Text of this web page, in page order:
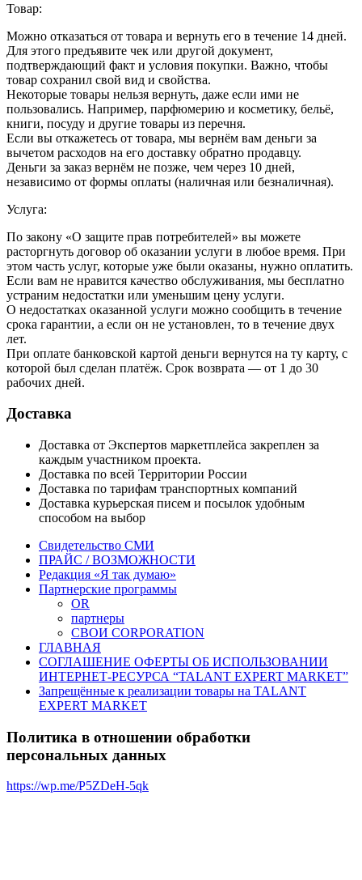
Товар:
Можно отказаться от товара и вернуть его в течение 14 дней.
Для этого предъявите чек или другой документ,
подтверждающий факт и условия покупки. Важно, чтобы
товар сохранил свой вид и свойства.
Некоторые товары нельзя вернуть, даже если ими не
пользовались. Например, парфюмерию и косметику, бельё,
книги, посуду и другие товары из перечня.
Если вы откажетесь от товара, мы вернём вам деньги за
вычетом расходов на его доставку обратно продавцу.
Деньги за заказ вернём не позже, чем через 10 дней,
независимо от формы оплаты (наличная или безналичная).
Услуга:
По закону «О защите прав потребителей» вы можете
расторгнуть договор об оказании услуги в любое время. При
этом часть услуг, которые уже были оказаны, нужно оплатить.
Если вам не нравится качество обслуживания, мы бесплатно
устраним недостатки или уменьшим цену услуги.
О недостатках оказанной услуги можно сообщить в течение
срока гарантии, а если он не установлен, то в течение двух
лет.
При оплате банковской картой деньги вернутся на ту карту, с
которой был сделан платёж. Срок возврата — от 1 до 30
рабочих дней.
Доставка
Доставка от Экспертов маркетплейса закреплен за
каждым участником проекта.
Доставка по всей Территории России
Доставка по тарифам транспортных компаний
Доставка курьерская писем и посылок удобным
способом на выбор
Свидетельство СМИ
ПРАЙС / ВОЗМОЖНОСТИ
Редакция «Я так думаю»
Партнерские программы
OR
партнеры
СВОИ CORPORATION
ГЛАВНАЯ
СОГЛАШЕНИЕ ОФЕРТЫ ОБ ИСПОЛЬЗОВАНИИ
ИНТЕРНЕТ-РЕСУРСА “TALANT EXPERT MARKET”
Запрещённые к реализации товары на TALANT
EXPERT MARKET
Политика в отношении обработки
персональных данных
https://wp.me/P5ZDeH-5qk